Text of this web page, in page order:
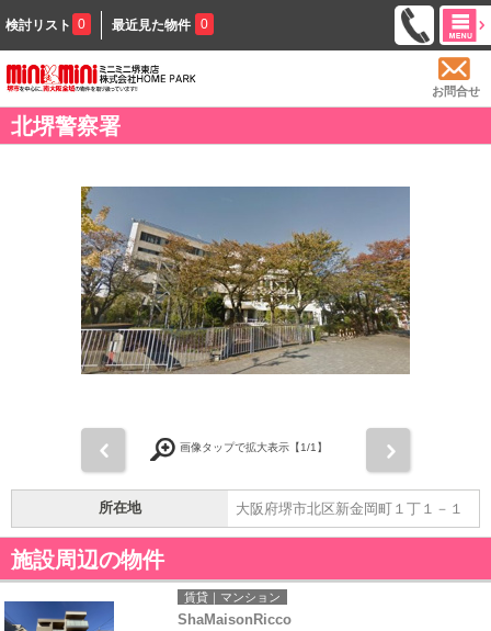
検討リスト 0 最近見た物件 0
お問合せ
北堺警察署
画像タップで拡大表示【1/1】
所在地 大阪府堺市北区新金岡町１丁１－１
施設周辺の物件
賃貸｜マンション
ShaMaisonRicco